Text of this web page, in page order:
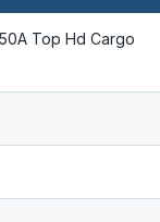
Top Hd Cargo